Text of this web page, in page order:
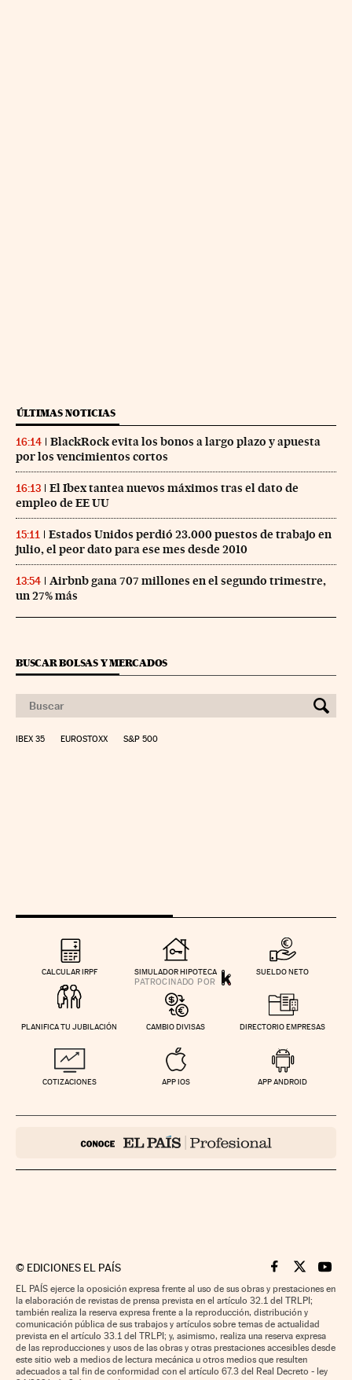
ÚLTIMAS NOTICIAS
16:14
BlackRock evita los bonos a largo plazo y apuesta
por los vencimientos cortos
16:13
El Ibex tantea nuevos máximos tras el dato de
empleo de EE UU
15:11
Estados Unidos perdió 23.000 puestos de trabajo en
julio, el peor dato para ese mes desde 2010
13:54
Airbnb gana 707 millones en el segundo trimestre,
un 27% más
BUSCAR BOLSAS Y MERCADOS
IBEX 35 EUROSTOXX S&P 500
CALCULAR IRPF SIMULADOR HIPOTECA SUELDO NETO
PLANIFICA TU JUBILACIÓN CAMBIO DIVISAS DIRECTORIO EMPRESAS
COTIZACIONES APP IOS APP ANDROID
© EDICIONES EL PAÍS Cinco Días en
Cinco Días
Cinco
EL PAÍS ejerce la oposición expresa frente al uso de sus obras y prestaciones en
la elaboración de revistas de prensa prevista en el artículo 32.1 del TRLPI;
también realiza la reserva expresa frente a la reproducción, distribución y
comunicación pública de sus trabajos y artículos sobre temas de actualidad
prevista en el artículo 33.1 del TRLPI; y, asimismo, realiza una reserva expresa
de las reproducciones y usos de las obras y otras prestaciones accesibles desde
este sitio web a medios de lectura mecánica u otros medios que resulten
adecuados a tal fin de conformidad con el artículo 67.3 del Real Decreto - ley